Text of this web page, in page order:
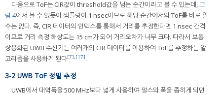
다음으로 ToF는 CIR값이 threshold값을 넘는 순간이라고 볼 수 있는데,그
림 4에서 볼 수 있듯이 샘플링이 1 nsec이므로 해당 순간에서의 ToF를 바로 알
수는 없다. 즉, CIR 데이터의 인덱스를 통해서 거리를 추정한다면 1 nsec 간격
이므로 거리 측정 해상도는 15 cm가 되어 거리오차가 너무 크다. 따라서 보통
상용화된 UWB 수신기는 여러개의 CIR 데이터를 이용하여 ToF를 추정하는 알
고리즘을 사용하게 된다[7],[17].
3-2 UWB ToF 정밀 추정
UWB에서 대역폭을 500 MHz보다 넓게 사용하여 펄스의 폭을 좁히게 되면